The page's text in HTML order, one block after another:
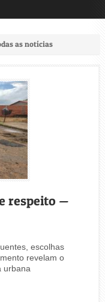
as notícias
respeito —
escolhas
revelam o
urbana